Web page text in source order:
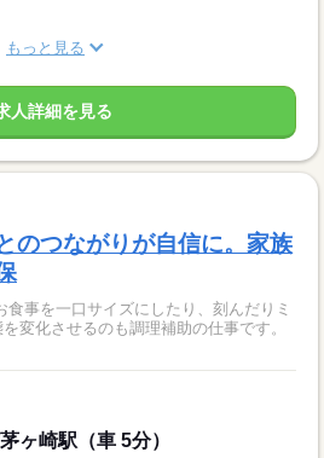
もっと見る
人詳細を見る
のつながりが自信に。家族
食事を一口サイズにしたり、刻んだりミ
変化させるのも調理補助の仕事です。
ヶ崎駅（車 5分）